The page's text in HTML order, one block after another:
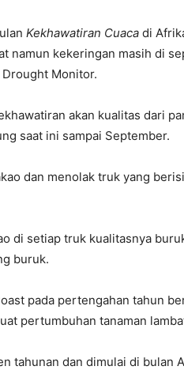
Kekhawatiran Cuaca di
namun kekeringan masih di
Monitor.
akan kualitas dari
saat ini sampai September.
dan menolak truk yang
di setiap truk kualitasnya
buruk.
pada pertengahan tahun
pertumbuhan tanaman
tahunan dan dimulai di bulan